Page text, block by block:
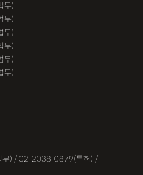
무)
무)
무)
무)
무)
무)
무) / 02-2038-0879(특허) /